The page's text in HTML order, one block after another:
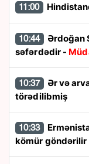
11:00
10:44
səfərdədir -
10:37
törədilibmiş
10:33
kömür göndərilir